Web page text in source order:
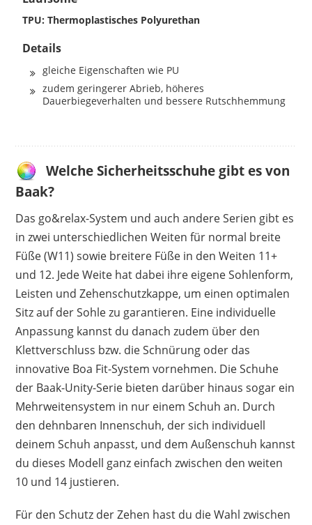
TPU: Thermoplastisches Polyurethan
Details
gleiche Eigenschaften wie PU
zudem geringerer Abrieb, höheres
Dauerbiegeverhalten und bessere Rutschhemmung
Welche Sicherheitsschuhe gibt es von
Baak?
Das go&relax-System und auch andere Serien gibt es
in zwei unterschiedlichen Weiten für normal breite
Füße (W11) sowie breitere Füße in den Weiten 11+
und 12. Jede Weite hat dabei ihre eigene Sohlenform,
Leisten und Zehenschutzkappe, um einen optimalen
Sitz auf der Sohle zu garantieren. Eine individuelle
Anpassung kannst du danach zudem über den
Klettverschluss bzw. die Schnürung oder das
innovative Boa Fit-System vornehmen. Die Schuhe
der Baak-Unity-Serie bieten darüber hinaus sogar ein
Mehrweitensystem in nur einem Schuh an. Durch
den dehnbaren Innenschuh, der sich individuell
deinem Schuh anpasst, und dem Außenschuh kannst
du dieses Modell ganz einfach zwischen den weiten
10 und 14 justieren.
Für den Schutz der Zehen hast du die Wahl zwischen